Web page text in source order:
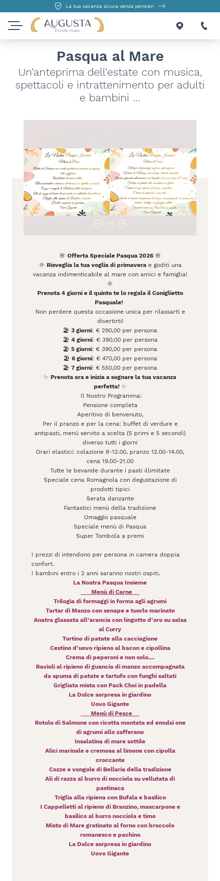
La tua vacanza sicura senza pensieri
Pasqua al Mare
Un’anteprima dell’estate con musica,
spettacoli e intrattenimento per adulti
e bambini …
🌸 Offerta Speciale Pasqua 2026🌸
🌞 Risveglia la tua voglia di primaverae goditi una
vacanza indimenticabile al mare con amici e famiglia!
🌞
Prenota 4 giorni e il quinto te lo regala il Coniglietto
Pasquale!
Non perdere questa occasione unica per rilassarti e
divertirti!
🏖️ 3 giorni: € 290,00 per persona
🏖️ 4 giorni: € 390,00 per persona
🏖️ 5 giorni: € 390,00 per persona
🏖️ 6 giorni: € 470,00 per persona
🏖️ 7 giorni: € 550,00 per persona
✨ Prenota ora e inizia a sognare la tua vacanza
perfetta! ✨
Il Nostro Programma:
Pensione completa
Aperitivo di benvenuto,
Per il pranzo e per la cena: buffet di verdure e
antipasti, menù servito a scelta (5 primi e 5 secondi)
diverso tutti i giorni
Orari elastici: colazione 8-12.00, pranzo 12.00-14.00,
cena 19.00-21.00
Tutte le bevande durante i pasti illimitate
Speciale cena Romagnola con degustazione di
prodotti tipici
Serata danzante
Fantastici menù della tradizione
Omaggio pasquale
Speciale menù di Pasqua
Super Tombola a premi
I prezzi di intendono per persona in camera doppia
confort.
I bambini entro i 2 anni saranno nostri ospiti.
La Nostra Pasqua Insieme
Menù di Carne
Trilogia di formaggi in forma agli agrumi
Tartar di Manzo con senape e tuorlo marinato
Anatra glassata all’arancia con lingotto d’oro su salsa
al Curry
Tortino di patate alla cacciagione
Cestino d’uovo ripieno al bacon e cipollina
Crema di peperoni e non solo....
Ravioli al ripieno di guancia di manzo accompagnata
da spuma di patate e tartufo con funghi saltati
Grigliata mista con Pack Choi in padella
La Dolce sorpresa in giardino
Uovo Gigante
Menù di Pesce
Rotolo di Salmone con ricotta montata ed emulsi one
di agrumi allo zafferano
Insalatina di mare sottile
Alici marinale e cremosa al limone con cipolla
croccante
Cozze e vongole di Bellaria della tradizione
Ali di razza al burro di nocciola su vellutata di
pastinaca
Triglia alla ripiena con Bufala e basilico
I Cappelletti al ripieno di Branzino, mascarpone e
basilico al burro nocciola e timo
Misto di Mare gratinato al forno con broccolo
romanesco e pachino
La Dolce sorpresa in giardino
Uovo Gigante